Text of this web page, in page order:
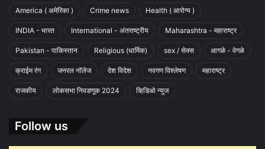
America ( अमेरिका ) Crime news Health ( आरोग्य )
INDIA - भारत International - अंतराष्ट्रीय Maharashtra - महाराष्ट्र
Pakistan - पाकिस्तान Religious (धार्मिक) sex / सेक्स आगळे - वेगळे
क्राईम रंग जनरल नॉलेज देश विदेश नवगण विश्लेषण महाराष्ट्र
राजकीय लोकसभा निवडणूक 2024 व्हिडिओ न्युज
Follow us